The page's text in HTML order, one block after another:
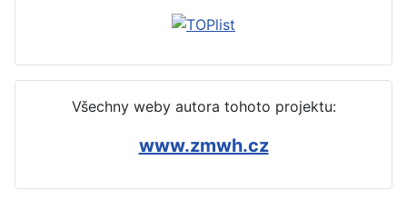
Všechny weby autora tohoto projektu:
www.zmwh.cz